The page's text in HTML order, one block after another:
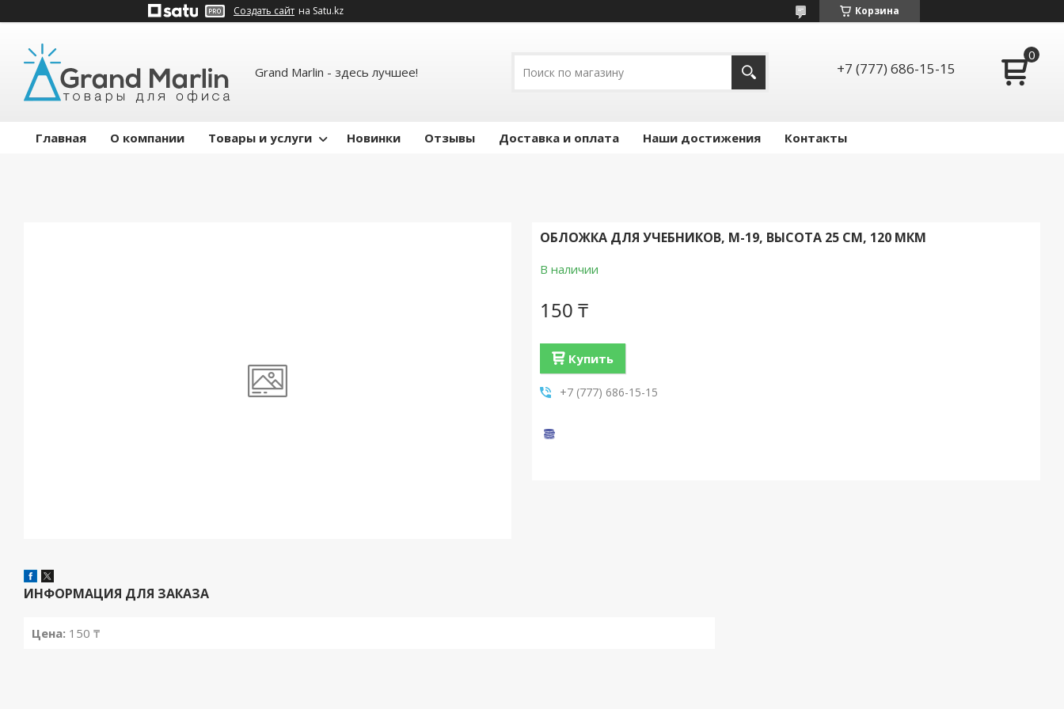
Создать сайт на Satu.kz Корзина
Grand Marlin - здесь лучшее! +7 (777) 686-15-15
Главная О компании Товары и услуги Новинки Отзывы Доставка и оплата Наши достижения Контакты
ОБЛОЖКА ДЛЯ УЧЕБНИКОВ, M-19, ВЫСОТА 25 СМ, 120 МКМ
В наличии
150 ₸
Купить
+7 (777) 686-15-15
ИНФОРМАЦИЯ ДЛЯ ЗАКАЗА
Цена: 150 ₸